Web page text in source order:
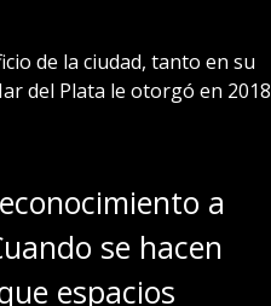
de la ciudad, tanto en su
del Plata le otorgó en 2018
a
se hacen
espacios